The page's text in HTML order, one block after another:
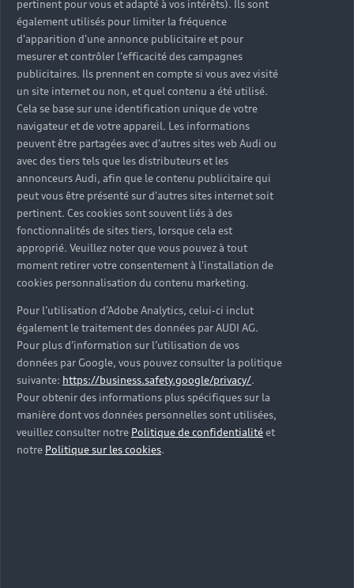
Conception automobile : une
recherche constante
d’innovation
À l’écoute des attentes des conducteurs et anticipant les
besoins automobiles de demain, nos équipes travaillent
au développement de nouvelles innovations
technologiques.
pertinent pour vous et adapté à vos intérêts). Ils sont
également utilisés pour limiter la fréquence
d'apparition d'une annonce publicitaire et pour
mesurer et contrôler l'efficacité des campagnes
publicitaires. Ils prennent en compte si vous avez visité
un site internet ou non, et quel contenu a été utilisé.
Cela se base sur une identification unique de votre
navigateur et de votre appareil. Les informations
peuvent être partagées avec d'autres sites web Audi ou
avec des tiers tels que les distributeurs et les
annonceurs Audi, afin que le contenu publicitaire qui
peut vous être présenté sur d'autres sites internet soit
pertinent. Ces cookies sont souvent liés à des
fonctionnalités de sites tiers, lorsque cela est
approprié. Veuillez noter que vous pouvez à tout
moment retirer votre consentement à l'installation de
cookies personnalisation du contenu marketing.
Pour l’utilisation d’Adobe Analytics, celui-ci inclut
également le traitement des données par AUDI AG.
Pour plus d’information sur l’utilisation de vos
données par Google, vous pouvez consulter la politique
suivante: https://business.safety.google/privacy/.
Pour obtenir des informations plus spécifiques sur la
manière dont vos données personnelles sont utilisées,
veuillez consulter notre Politique de confidentialitéet
notre Politique sur les cookies.